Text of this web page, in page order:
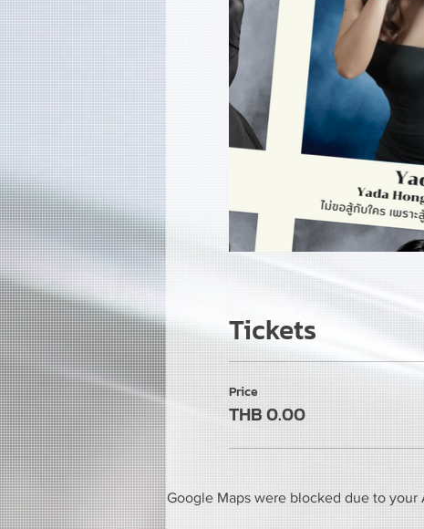
Tickets
Price
THB 0.00
Google Maps were blocked due to